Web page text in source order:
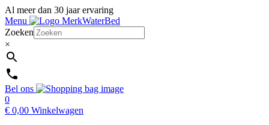
Al meer dan 30 jaar ervaring
Menu
Zoeken
×
Bel ons
0
€ 0,00 Winkelwagen